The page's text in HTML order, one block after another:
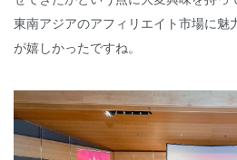
東南アジアのアフィリエイト市場に魅
が嬉しかったですね。